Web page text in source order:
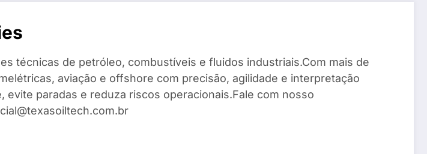
técnicas de petróleo, combustíveis e fluidos industriais.Com mais de
aviação e offshore com precisão, agilidade e interpretação
evite paradas e reduza riscos operacionais.Fale com nosso